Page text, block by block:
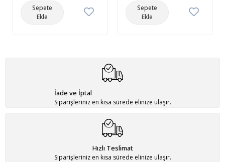
Sepete
Ekle
Sepete
Ekle
İade ve İptal
Siparişleriniz en kısa sürede elinize ulaşır.
Hızlı Teslimat
Siparişleriniz en kısa sürede elinize ulaşır.